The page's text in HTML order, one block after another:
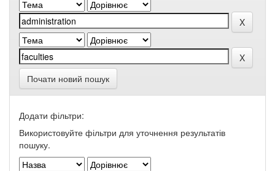
Почати новий пошук
Додати фільтри:
Використовуйте фільтри для уточнення результатів
пошуку.